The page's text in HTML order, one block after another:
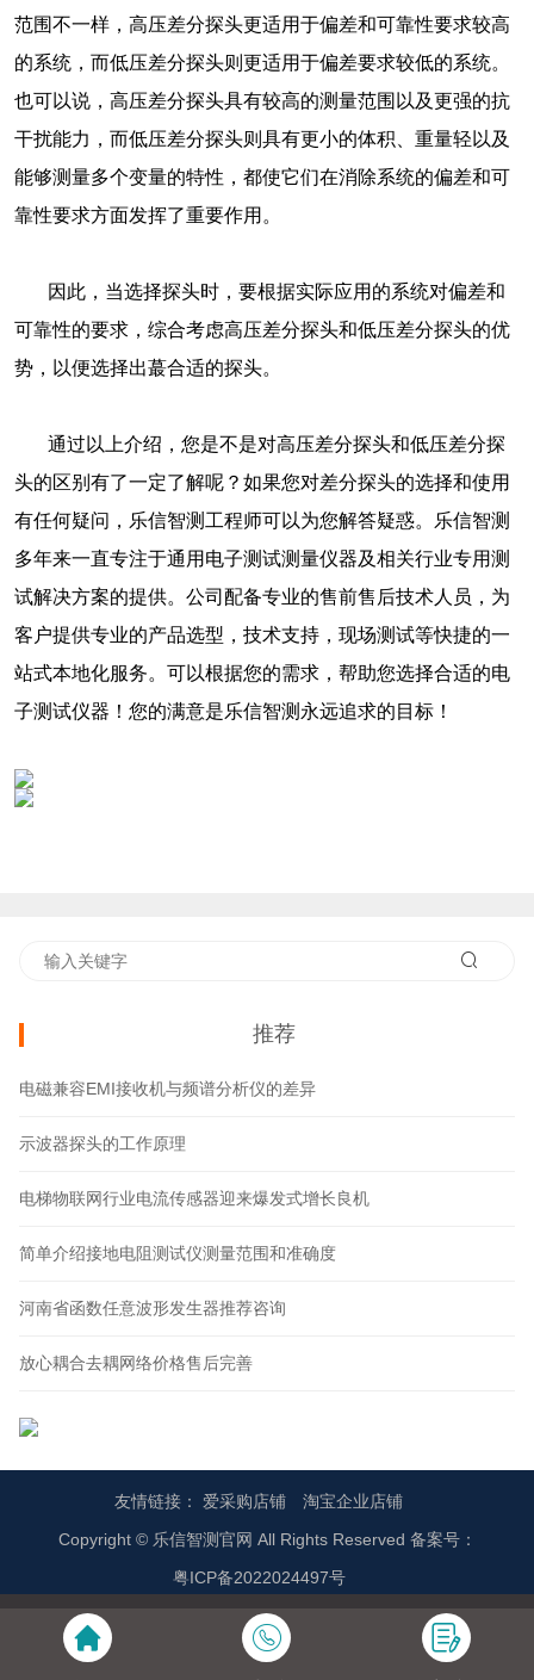
范围不一样，高压差分探头更适用于偏差和可靠性要求较高
的系统，而低压差分探头则更适用于偏差要求较低的系统。
也可以说，高压差分探头具有较高的测量范围以及更强的抗
干扰能力，而低压差分探头则具有更小的体积、重量轻以及
能够测量多个变量的特性，都使它们在消除系统的偏差和可
靠性要求方面发挥了重要作用。
因此，当选择探头时，要根据实际应用的系统对偏差和
可靠性的要求，综合考虑高压差分探头和低压差分探头的优
势，以便选择出蕞合适的探头。
通过以上介绍，您是不是对高压差分探头和低压差分探
头的区别有了一定了解呢？如果您对差分探头的选择和使用
有任何疑问，乐信智测工程师可以为您解答疑惑。乐信智测
多年来一直专注于通用电子测试测量仪器及相关行业专用测
试解决方案的提供。公司配备专业的售前售后技术人员，为
客户提供专业的产品选型，技术支持，现场测试等快捷的一
站式本地化服务。可以根据您的需求，帮助您选择合适的电
子测试仪器！您的满意是乐信智测永远追求的目标！
推荐
电磁兼容EMI接收机与频谱分析仪的差异
示波器探头的工作原理
电梯物联网行业电流传感器迎来爆发式增长良机
简单介绍接地电阻测试仪测量范围和准确度
河南省函数任意波形发生器推荐咨询
放心耦合去耦网络价格售后完善
友情链接： 爱采购店铺
淘宝企业店铺
Copyright © 乐信智测官网 All Rights Reserved 备案号：
粤ICP备2022024497号